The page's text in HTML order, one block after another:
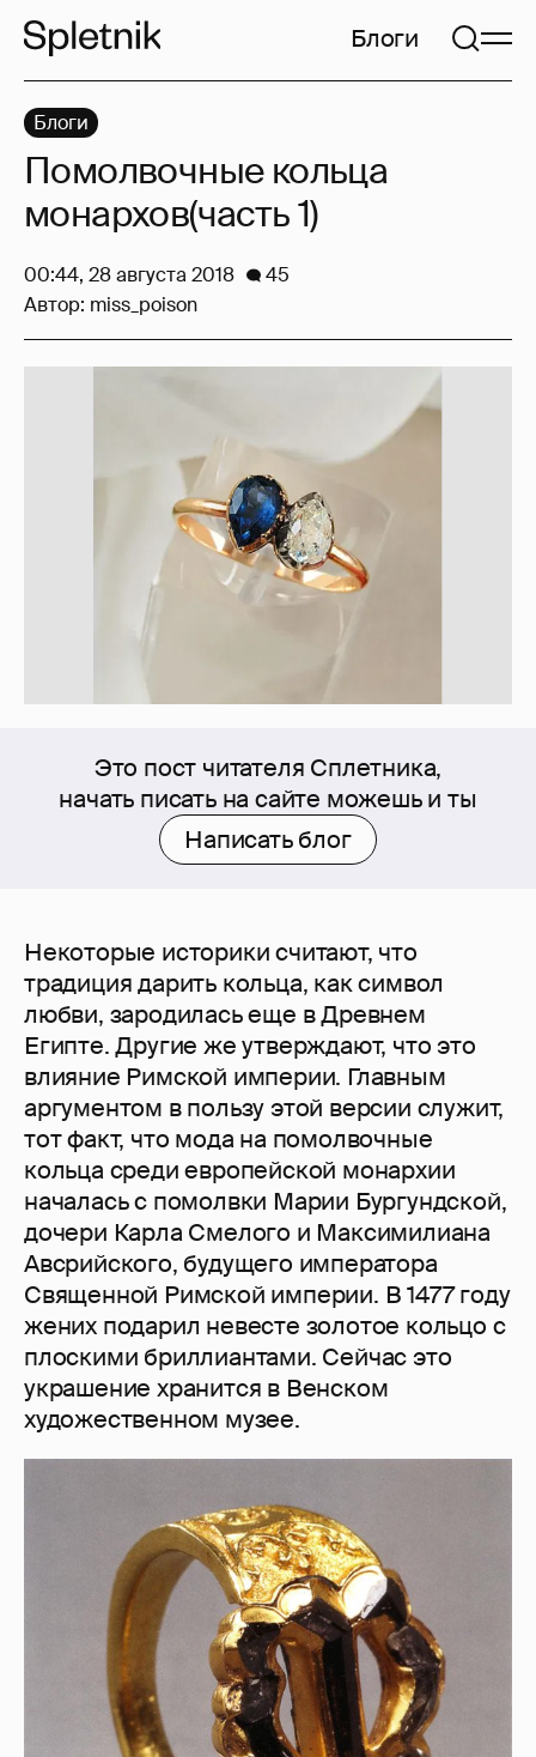
Блоги
Это пост читателя Сплетника,
начать писать на сайте можешь и ты
Написать блог
Некоторые историки считают, что
традиция дарить кольца, как символ
любви, зародилась еще в Древнем
Египте. Другие же утверждают, что это
влияние Римской империи. Главным
аргументом в пользу этой версии служит,
тот факт, что мода на помолвочные
кольца среди европейской монархии
началась с помолвки Марии Бургундской,
дочери Карла Смелого и Максимилиана
Авсрийского, будущего императора
Священной Римской империи. В 1477 году
жених подарил невесте золотое кольцо с
плоскими бриллиантами. Сейчас это
украшение хранится в Венском
художественном музее.
Блоги
Помолвочные кольца
монархов(часть 1)
00:44, 28 августа 2018
45
Автор: miss_poison